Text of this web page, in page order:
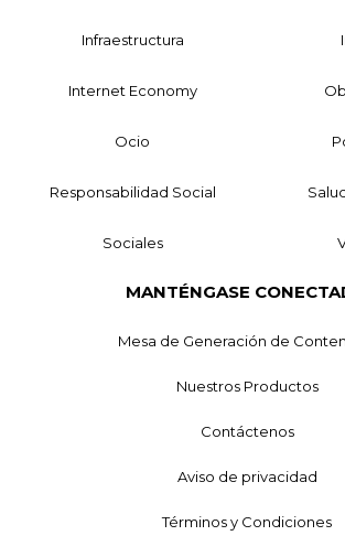
Infraestructura
Internet Economy
Ocio
Responsabilidad Social
Sociales
MANTÉNGASE
Mesa de Generación de
Nuestros Productos
Contáctenos
Aviso de privacidad
Términos y Condiciones